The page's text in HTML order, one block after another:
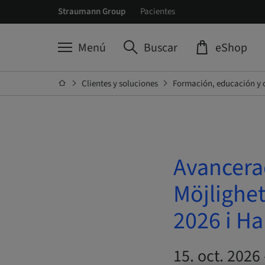
Straumann Group Pacientes
Menú Buscar eShop
Clientes y soluciones Formación, educación y
2026 i
15. oct.